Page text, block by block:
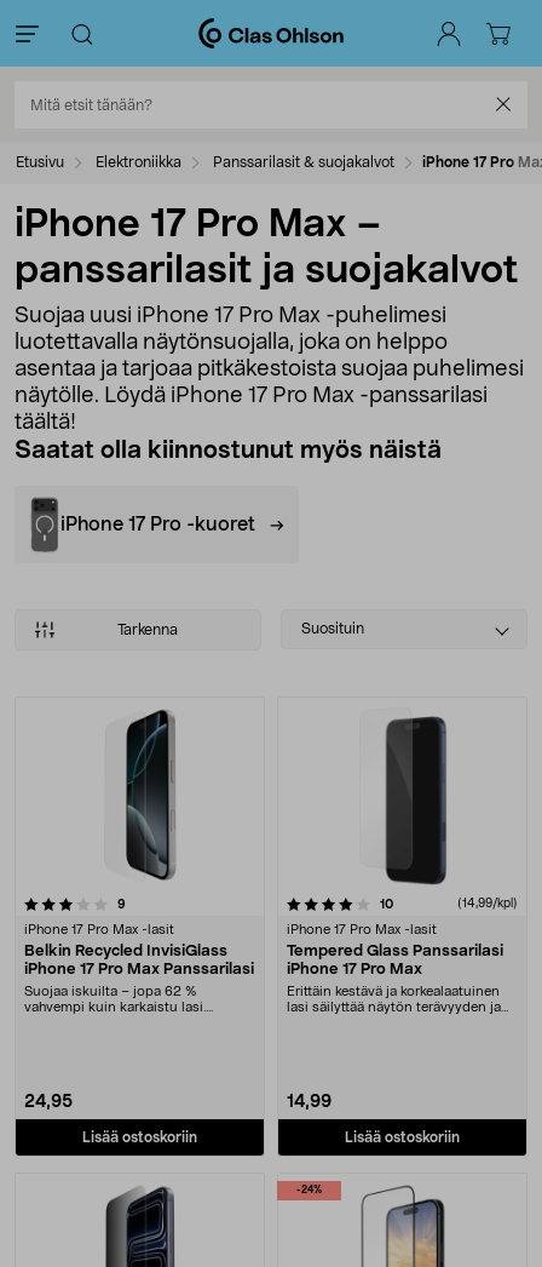
Etusivu Elektroniikka Panssarilasit & suojakalvot iPhone 17 Pro
iPhone 17 Pro Max –
panssarilasit ja suojakalvot
Suojaa uusi iPhone 17 Pro Max -puhelimesi
luotettavalla näytönsuojalla, joka on helppo
asentaa ja tarjoaa pitkäkestoista suojaa puhelimesi
näytölle. Löydä iPhone 17 Pro Max -panssarilasi
täältä!
Saatat olla kiinnostunut myös näistä
iPhone 17 Pro -kuoret
Tarkenna
Select
Suosituin
Tuotteet
9
iPhone 17 Pro Max -lasit
Belkin Recycled InvisiGlass
iPhone 17 Pro Max Panssarilasi
Suojaa iskuilta – jopa 62 %
vahvempi kuin karkaistu lasi.
24,95
Lisää ostoskoriin
4.0 viidestä tähdestä 10arvostelut (14,99/kpl)
iPhone 17 Pro Max -lasit
Tempered Glass Panssarilasi
iPhone 17 Pro Max
Erittäin kestävä ja korkealaatuinen
lasi säilyttää näytön terävyyden ja
14,99
Lisää ostoskoriin
-24%